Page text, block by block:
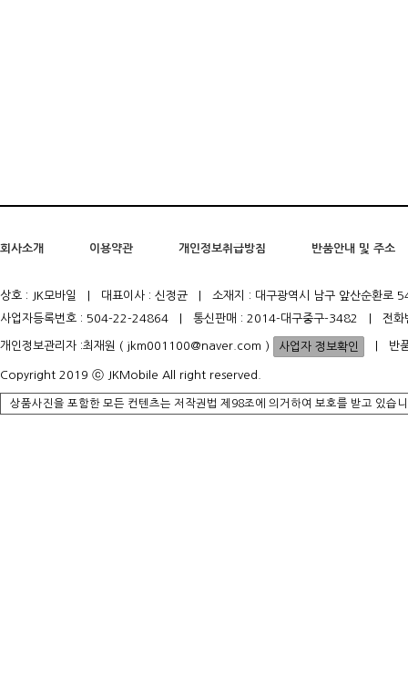
회사소개 이용약관 개인정보취급방침 반품안내 및 주소
상호 : JK모바일 | 대표이사 : 신정균 | 소재지 : 대구광역시 남구 앞산순환로
사업자등록번호 : 504-22-24864 | 통신판매 : 2014-대구중구-3482 | 전화
개인정보관리자 :최재원 ( jkm001100@naver.com ) | 반품
Copyright 2019 ⓒ JKMobile All right reserved.
상품사진을 포함한 모든 컨텐츠는 저작권법 제98조에 의거하여 보호를 받고 있습